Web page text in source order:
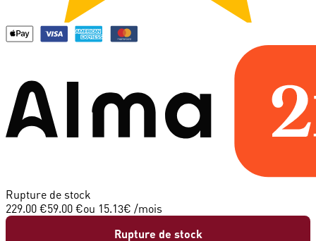
Rupture de stock
229.00 €59.00 €ou 15.13€ /mois
Rupture de stock